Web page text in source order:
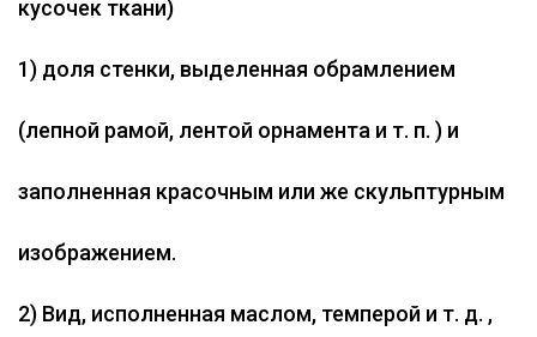
кусочек ткани)
1) доля стенки, выделенная обрамлением
(лепной рамой, лентой орнамента и т. п. ) и
заполненная красочным или же скульптурным
изображением.
2) Вид, исполненная маслом, темперой и т. д. ,